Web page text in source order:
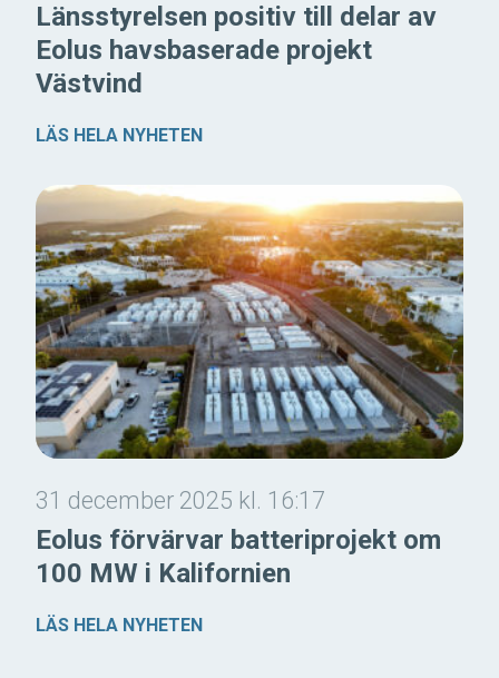
Länsstyrelsen positiv till delar av
Eolus havsbaserade projekt
Västvind
LÄS HELA NYHETEN
31 december 2025 kl. 16:17
Eolus förvärvar batteriprojekt om
100 MW i Kalifornien
LÄS HELA NYHETEN